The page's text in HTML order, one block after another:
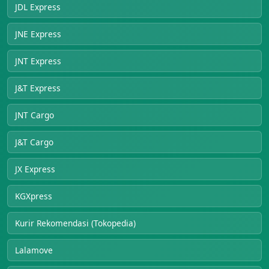
JDL Express
JNE Express
JNT Express
J&T Express
JNT Cargo
J&T Cargo
JX Express
KGXpress
Kurir Rekomendasi (Tokopedia)
Lalamove